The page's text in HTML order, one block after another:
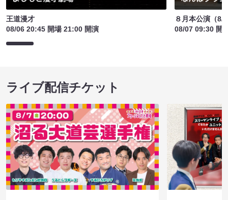
王道漫才
08/06 20:45 開場 21:00 開演
８月本公演（8/
08/07 09:30 開
ライブ配信チケット